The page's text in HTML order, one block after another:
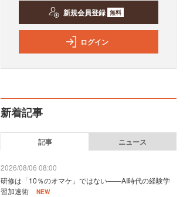
新規会員登録 無料
ログイン
新着記事
記事 ニュース
2026/08/06 08:00
研修は「10％のオマケ」ではない——AI時代の経験学
習加速術
NEW